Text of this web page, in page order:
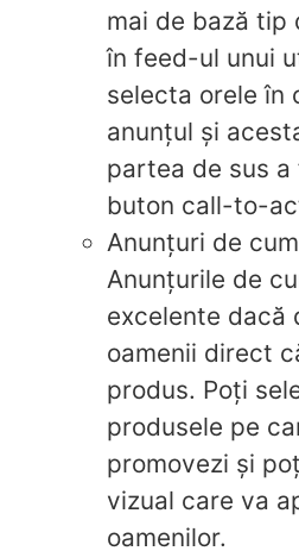
mai de bază tip
în feed-ul unui
selecta orele în
anunțul și
partea de sus
buton call-to-
Anunțuri de
Anunțurile de
excelente dacă
oamenii direct
produs. Poți
produsele pe
promovezi și
vizual care va
oamenilor.